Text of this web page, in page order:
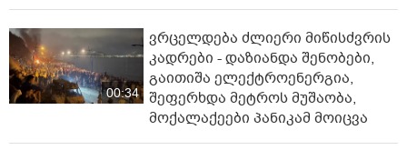
00:34
ვრცელდება ძლიერი მიწისძვრის
კადრები - დაზიანდა შენობები,
გაითიშა ელექტროენერგია,
შეფერხდა მეტროს მუშაობა,
მოქალაქეები პანიკამ მოიცვა